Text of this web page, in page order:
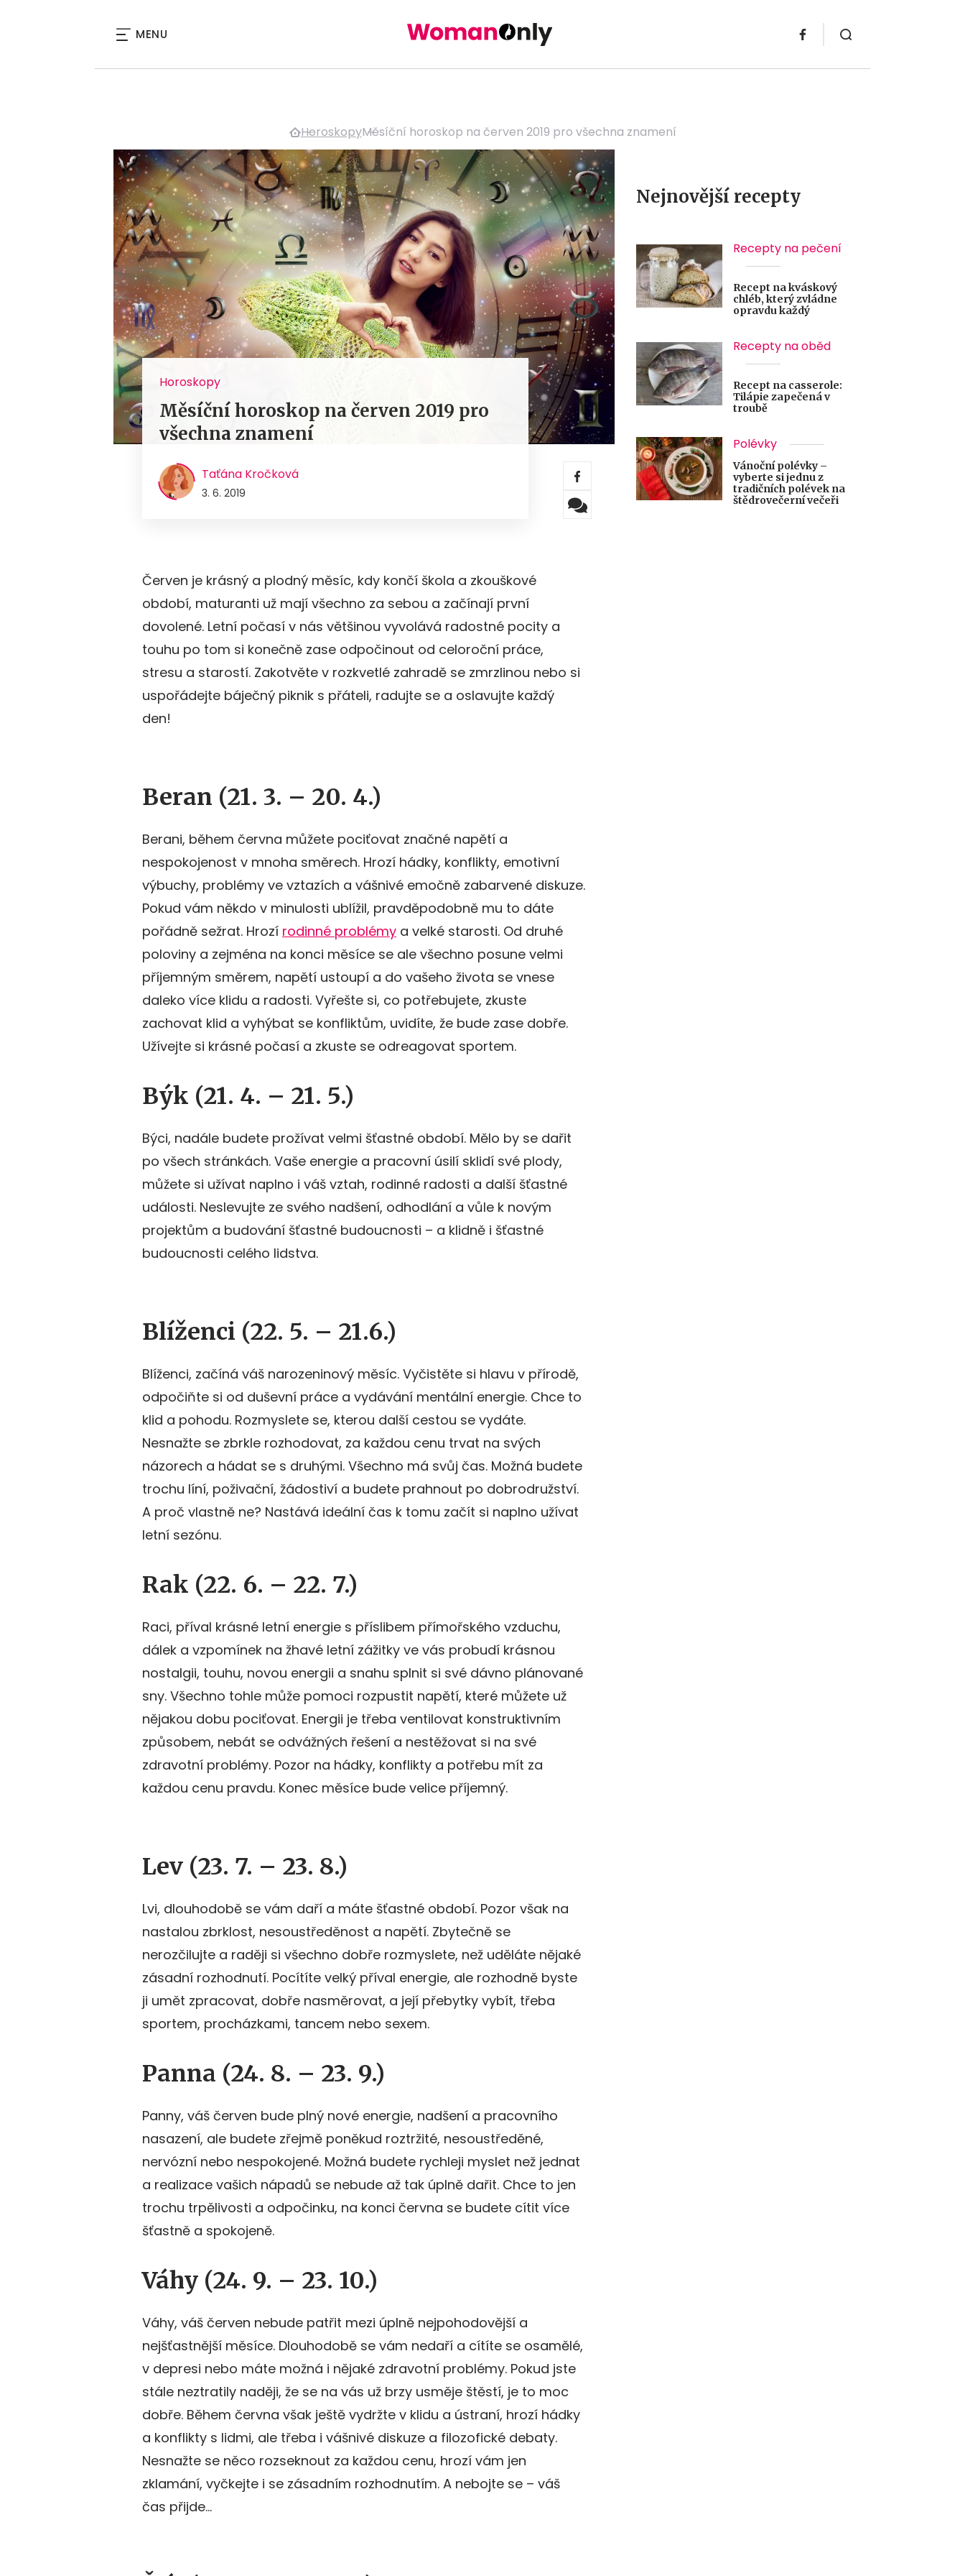
MENU
HoroskopyMěsíční horoskop na červen 2019 pro všechna znamení
Horoskopy
Měsíční horoskop na červen 2019 pro
všechna znamení
Taťána Kročková
3. 6. 2019
Červen je krásný a plodný měsíc, kdy končí škola a zkouškové
období, maturanti už mají všechno za sebou a začínají první
dovolené. Letní počasí v nás většinou vyvolává radostné pocity a
touhu po tom si konečně zase odpočinout od celoroční práce,
stresu a starostí. Zakotvěte v rozkvetlé zahradě se zmrzlinou nebo si
uspořádejte báječný piknik s přáteli, radujte se a oslavujte každý
den!
Beran (21. 3. – 20. 4.)
Berani, během června můžete pociťovat značné napětí a
nespokojenost v mnoha směrech. Hrozí hádky, konflikty, emotivní
výbuchy, problémy ve vztazích a vášnivé emočně zabarvené diskuze.
Pokud vám někdo v minulosti ublížil, pravděpodobně mu to dáte
pořádně sežrat. Hrozí rodinné problémy a velké starosti. Od druhé
poloviny a zejména na konci měsíce se ale všechno posune velmi
příjemným směrem, napětí ustoupí a do vašeho života se vnese
daleko více klidu a radosti. Vyřešte si, co potřebujete, zkuste
zachovat klid a vyhýbat se konfliktům, uvidíte, že bude zase dobře.
Užívejte si krásné počasí a zkuste se odreagovat sportem.
Býk (21. 4. – 21. 5.)
Býci, nadále budete prožívat velmi šťastné období. Mělo by se dařit
po všech stránkách. Vaše energie a pracovní úsilí sklidí své plody,
můžete si užívat naplno i váš vztah, rodinné radosti a další šťastné
události. Neslevujte ze svého nadšení, odhodlání a vůle k novým
projektům a budování šťastné budoucnosti – a klidně i šťastné
budoucnosti celého lidstva.
Blíženci (22. 5. – 21.6.)
Blíženci, začíná váš narozeninový měsíc. Vyčistěte si hlavu v přírodě,
odpočiňte si od duševní práce a vydávání mentální energie. Chce to
klid a pohodu. Rozmyslete se, kterou další cestou se vydáte.
Nesnažte se zbrkle rozhodovat, za každou cenu trvat na svých
názorech a hádat se s druhými. Všechno má svůj čas. Možná budete
trochu líní, poživační, žádostiví a budete prahnout po dobrodružství.
A proč vlastně ne? Nastává ideální čas k tomu začít si naplno užívat
letní sezónu.
Rak (22. 6. – 22. 7.)
Raci, příval krásné letní energie s příslibem přímořského vzduchu,
dálek a vzpomínek na žhavé letní zážitky ve vás probudí krásnou
nostalgii, touhu, novou energii a snahu splnit si své dávno plánované
sny. Všechno tohle může pomoci rozpustit napětí, které můžete už
nějakou dobu pociťovat. Energii je třeba ventilovat konstruktivním
způsobem, nebát se odvážných řešení a nestěžovat si na své
zdravotní problémy. Pozor na hádky, konflikty a potřebu mít za
každou cenu pravdu. Konec měsíce bude velice příjemný.
Lev (23. 7. – 23. 8.)
Lvi, dlouhodobě se vám daří a máte šťastné období. Pozor však na
nastalou zbrklost, nesoustředěnost a napětí. Zbytečně se
nerozčilujte a raději si všechno dobře rozmyslete, než uděláte nějaké
zásadní rozhodnutí. Pocítíte velký příval energie, ale rozhodně byste
ji umět zpracovat, dobře nasměrovat, a její přebytky vybít, třeba
sportem, procházkami, tancem nebo sexem.
Panna (24. 8. – 23. 9.)
Panny, váš červen bude plný nové energie, nadšení a pracovního
nasazení, ale budete zřejmě poněkud roztržité, nesoustředěné,
nervózní nebo nespokojené. Možná budete rychleji myslet než jednat
a realizace vašich nápadů se nebude až tak úplně dařit. Chce to jen
trochu trpělivosti a odpočinku, na konci června se budete cítit více
šťastně a spokojeně.
Váhy (24. 9. – 23. 10.)
Váhy, váš červen nebude patřit mezi úplně nejpohodovější a
nejšťastnější měsíce. Dlouhodobě se vám nedaří a cítíte se osamělé,
v depresi nebo máte možná i nějaké zdravotní problémy. Pokud jste
stále neztratily naději, že se na vás už brzy usměje štěstí, je to moc
dobře. Během června však ještě vydržte v klidu a ústraní, hrozí hádky
a konflikty s lidmi, ale třeba i vášnivé diskuze a filozofické debaty.
Nesnažte se něco rozseknout za každou cenu, hrozí vám jen
zklamání, vyčkejte i se zásadním rozhodnutím. A nebojte se – váš
čas přijde…
Nejnovější recepty
Recepty na pečení
Recept na kváskový
chléb, který zvládne
opravdu každý
Recepty na oběd
Recept na casserole:
Tilápie zapečená v
troubě
Polévky
Vánoční polévky –
vyberte si jednu z
tradičních polévek na
štědrovečerní večeři